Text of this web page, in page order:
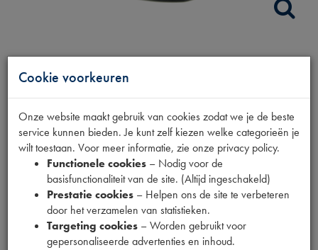
BINNENBAND
195/80R16
205/80R16
Productnummer
1938071
47,25 (€39,05excl. btw)
Cookie voorkeuren
Onze website maakt gebruik van cookies zodat we je de beste
service kunnen bieden. Je kunt zelf kiezen welke categorieën je
wilt toestaan. Voor meer informatie, zie onze privacy policy.
Functionele cookies – Nodig voor de
basisfunctionaliteit van de site. (Altijd ingeschakeld)
Prestatie cookies – Helpen ons de site te verbeteren
door het verzamelen van statistieken.
Targeting cookies – Worden gebruikt voor
gepersonaliseerde advertenties en inhoud.